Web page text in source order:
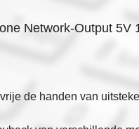
Network-Output 5V
de handen van